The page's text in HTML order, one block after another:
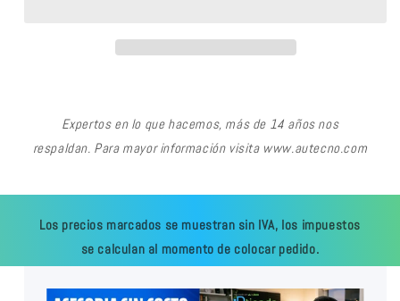
Expertos en lo que hacemos, más de 14 años nos
respaldan. Para mayor información visita www.autecno.com
Los precios marcados se muestran sin IVA, los impuestos
se calculan al momento de colocar pedido.